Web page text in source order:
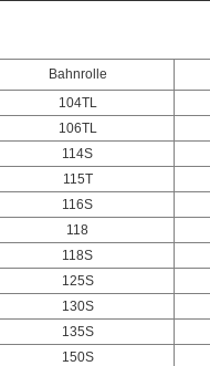
Bahnrolle
104TL
106TL
114S
115T
116S
118
118S
125S
130S
135S
150S